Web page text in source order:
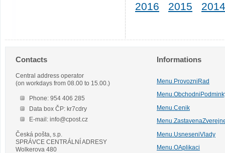
2016
2015 2014
Contacts
Central address operator
(on workdays from 08.00 to 15.00.)
Phone: 954 406 285
Data box ČP: kr7cdry
E-mail: info@cpost.cz
Česká pošta, s.p.
SPRÁVCE CENTRÁLNÍ ADRESY
Wolkerova 480
Informations
Menu.ProvozniRad
Menu.Cenik
Menu.UsneseniVlady
Menu.OAplikaci